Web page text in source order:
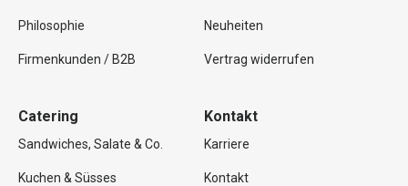
Philosophie
Firmenkunden / B2B
Neuheiten
Vertrag widerrufen
Catering
Sandwiches, Salate & Co.
Kuchen & Süsses
Kontakt
Karriere
Kontakt